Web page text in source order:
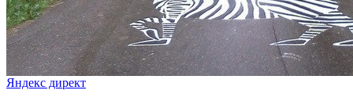
Яндекс директ